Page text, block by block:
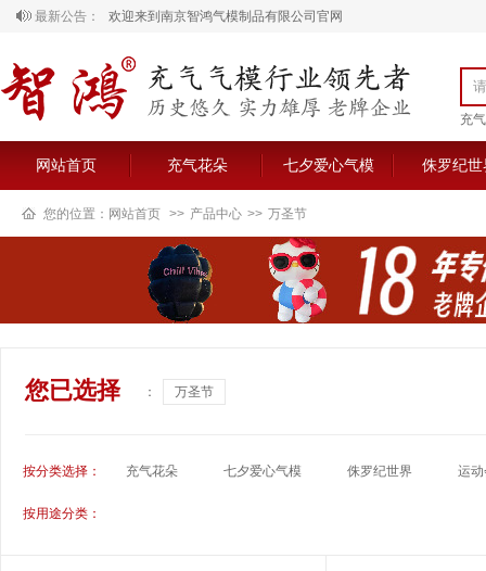
最新公告： 欢迎来到南京智鸿气模制品有限公司官网
充
网站首页 充气花朵 七夕爱心气模 侏罗纪世
您的位置： 网站首页 >> 产品中心 >> 万圣节
您已选择 ： 万圣节
按分类选择： 充气花朵 七夕爱心气模 侏罗纪世界 运
按用途分类：